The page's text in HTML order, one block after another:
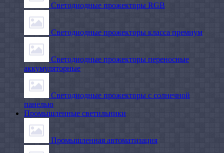
Светодиодные прожекторы RGB
Светодиодные прожекторы класса премиум
Светодиодные прожекторы переносные
аккумуляторные
Светодиодные прожекторы с солнечной
панелью
Промышленные светильники
Промышленная автоматизация